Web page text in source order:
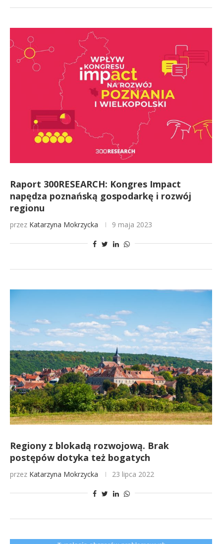
Raport 300RESEARCH: Kongres Impact
napędza poznańską gospodarkę i rozwój
regionu
przez Katarzyna Mokrzycka 9 maja 2023
Regiony z blokadą rozwojową. Brak
postępów dotyka też bogatych
przez Katarzyna Mokrzycka 23 lipca 2022